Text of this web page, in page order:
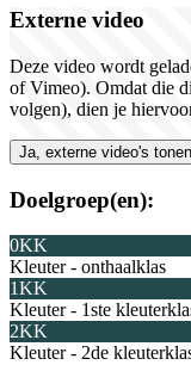
Externe video
Deze video wordt
of Vimeo). Omdat die
volgen), dien je
Ja, externe video's tonen
Doelgroep(en):
0KK
Kleuter - onthaalklas
1KK
Kleuter - 1ste
2KK
Kleuter - 2de